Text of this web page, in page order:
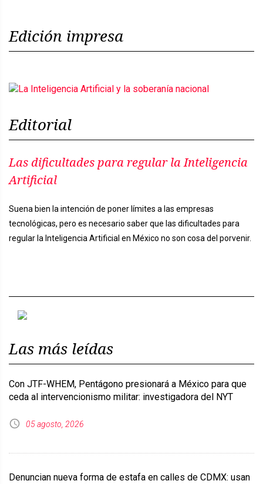
Edición impresa
Editorial
Las dificultades para regular la Inteligencia
Artificial
Suena bien la intención de poner límites a las empresas
tecnológicas, pero es necesario saber que las dificultades para
regular la Inteligencia Artificial en México no son cosa del porvenir.
Las más leídas
Con JTF-WHEM, Pentágono presionará a México para que
ceda al intervencionismo militar: investigadora del NYT
05 agosto, 2026
Denuncian nueva forma de estafa en calles de CDMX: usan